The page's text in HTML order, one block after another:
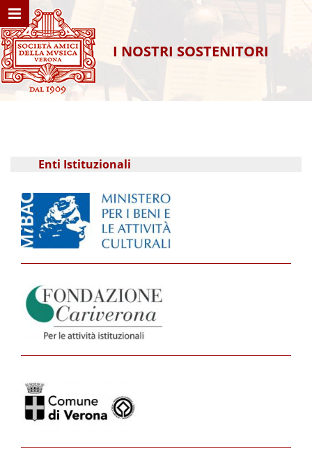
MENU NAVIGATION
HOME
ASSOCIAZIONE
PROGRAMMA GENERALE
CONTATTI
I NOSTRI SOSTENITORI
Enti Istituzionali